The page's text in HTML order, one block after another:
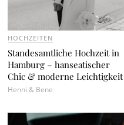
HOCHZEITEN
Standesamtliche Hochzeit in
Hamburg – hanseatischer
Chic & moderne Leichtigkeit
Henni & Bene